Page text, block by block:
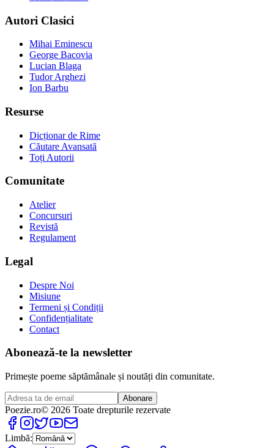
Autori Clasici
Mihai Eminescu
George Bacovia
Lucian Blaga
Tudor Arghezi
Ion Barbu
Resurse
Dicționar de Rime
Căutare Avansată
Toți Autorii
Comunitate
Atelier
Concursuri
Revistă
Regulament
Legal
Despre Noi
Misiune
Termeni și Condiții
Confidențialitate
Contact
Abonează-te la newsletter
Primește poeme săptămânale și noutăți din comunitate.
Abonare
Poezie.ro© 2026 Toate drepturile rezervate
Limbă: